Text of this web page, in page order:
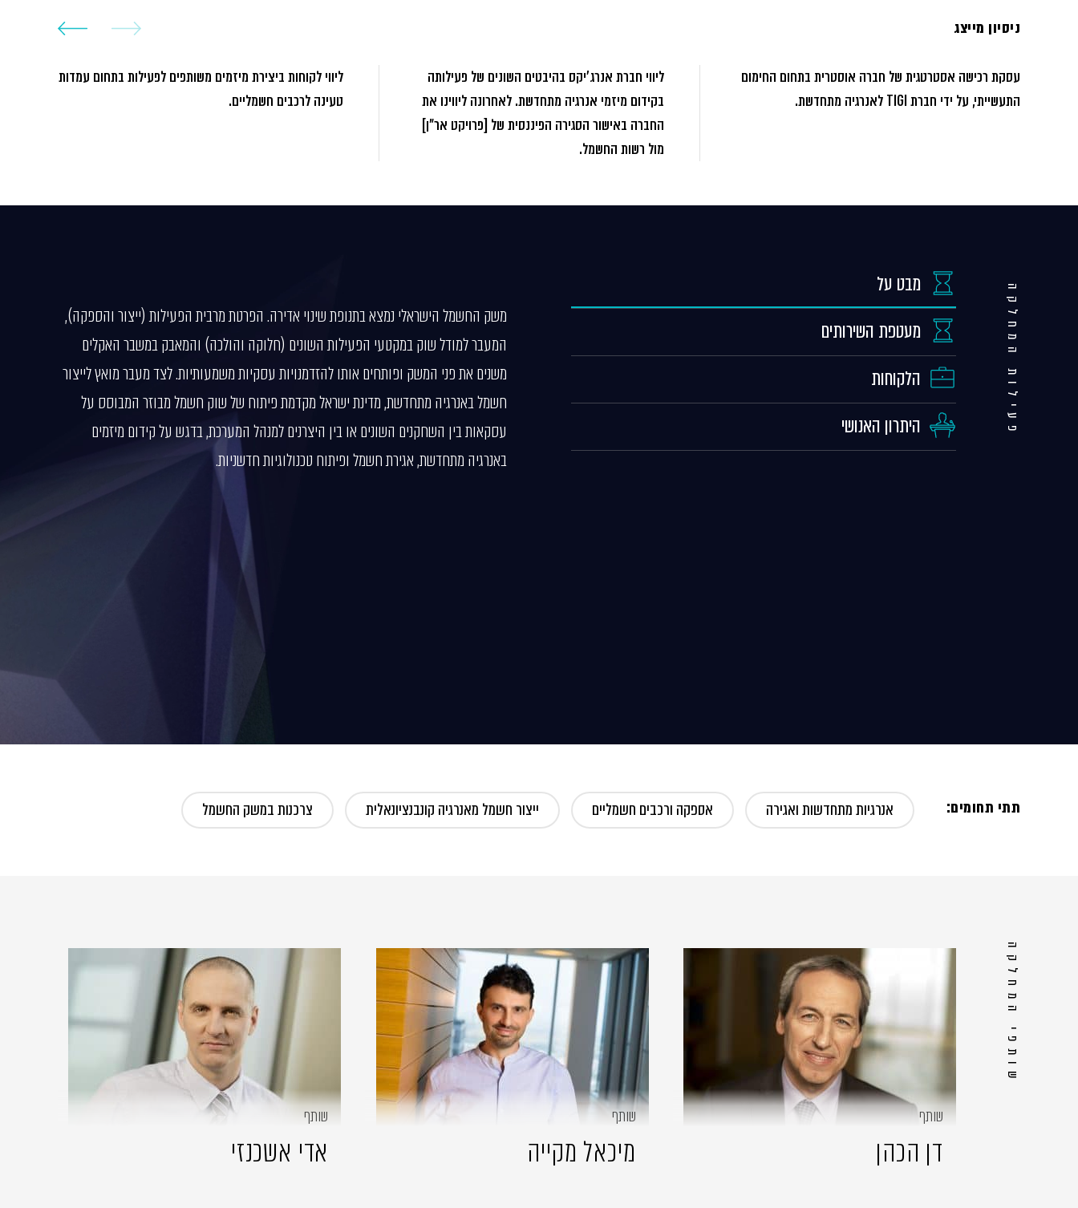
ניסיון מייצג
עסקת רכישה אסטרטגית של חברה אוסטרית בתחום החימום
התעשייתי, על ידי חברת TIGI לאנרגיה מתחדשת.
ליווי חברת אנרג'יקס בהיבטים השונים של פעילותה
בקידום מיזמי אנרגיה מתחדשת. לאחרונה ליווינו את
החברה באישור הסגירה הפיננסית של [פרויקט אר"ן]
מול רשות החשמל.
ליווי לקוחות ביצירת מיזמים משותפים לפעילות בתחום עמדות
טעינה לרכבים חשמליים.
פעילות המחלקה
מבט על
מעטפת השירותים
הלקוחות
היתרון האנושי
משק החשמל הישראלי נמצא בתנופת שינוי אדירה. הפרטת מרבית הפעילות (ייצור והספקה),
המעבר למודל שוק במקטעי הפעילות השונים (חלוקה והולכה) והמאבק במשבר האקלים
משנים את פני המשק ופותחים אותו להזדמנויות עסקיות משמעותיות. לצד מעבר מואץ לייצור
חשמל באנרגיה מתחדשת, מדינת ישראל מקדמת פיתוח של שוק חשמל מבוזר המבוסס על
עסקאות בין השחקנים השונים או בין היצרנים למנהל המערכת, בדגש על קידום מיזמים
באנרגיה מתחדשת, אגירת חשמל ופיתוח טכנולוגיות חדשניות.
תתי תחומים: אנרגיות מתחדשות ואגירה אספקה ורכבים חשמליים ייצור חשמל מאנרגיה קונבנציונאלית צרכנות במשק החשמל
שותפי המחלקה
שותף
דן הכהן
שותף
מיכאל מקייה
שותף
אדי אשכנזי